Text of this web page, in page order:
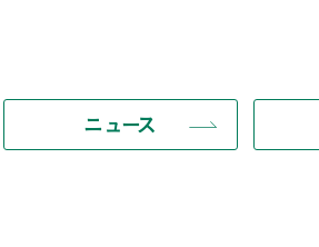
ニュース